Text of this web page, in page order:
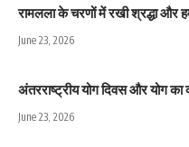
रामलला के चरणों में रखी श्रद्धा और
June 23, 2026
अंतरराष्ट्रीय योग दिवस और योग का
June 23, 2026